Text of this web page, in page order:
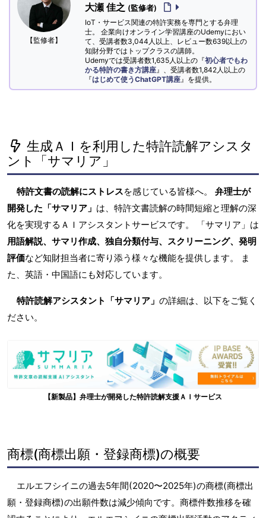
【監修者】
大瀬 佳之 (監修者)
IoT・サービス関連の特許実務を専門とする弁理
士。 企業向けオンライン学習講座のUdemyにおい
て、受講者数3,044人以上、レビュー数639以上の
知財分野ではトップクラスの講師。
Udemyでは受講者数1,635人以上の『初心者でもわ
かる特許の書き方講座 』、受講者数1,842人以上の
『はじめて使うChatGPT講座 』を提供。
生成ＡＩを利用した特許読解アシスタ
ント「サマリア」
特許文書の読解にストレスを感じている皆様へ。 弁理士が
開発した「サマリア」 は、特許文書読解の時間短縮と理解の深
化を実現するＡＩアシスタントサービスです。 「サマリア」は
用語解説、サマリ作成、独自分類付与、スクリーニング、発明
評価など知財担当者に寄り添う様々な機能を提供します。 ま
た、英語・中国語にも対応しています。
特許読解アシスタント「サマリア」 の詳細は、以下をご覧く
ださい。
【新製品】弁理士が開発した特許読解支援ＡＩサービス
商標(商標出願・登録商標)の概要
エルエフシイニの過去5年間(2020〜2025年)の商標(商標出
願・登録商標)の出願件数は減少傾向です。商標件数推移を確